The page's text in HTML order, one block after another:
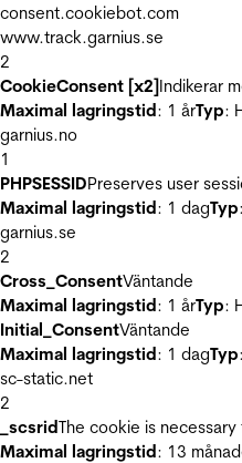
consent.cookiebot.com
www.track.garnius.se
2
CookieConsent [x2]Indikerar
Maximal lagringstid: 1 årTyp:
garnius.no
1
PHPSESSIDPreserves user
Maximal lagringstid: 1 dagTyp
garnius.se
2
Cross_ConsentVäntande
Maximal lagringstid: 1 årTyp:
Initial_ConsentVäntande
Maximal lagringstid: 1 dagTyp
sc-static.net
2
_scsridThe cookie is
Maximal lagringstid: 13